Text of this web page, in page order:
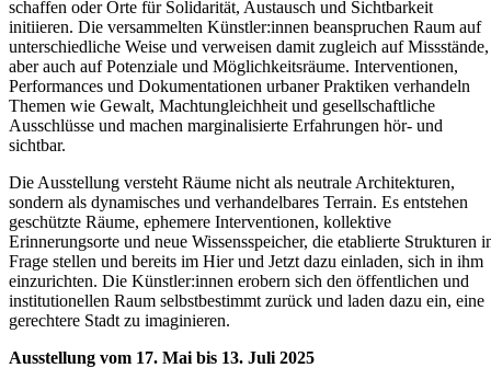
schaffen oder Orte für Solidarität, Austausch und Sichtbarkeit
initiieren. Die versammelten Künstler:innen beanspruchen Raum auf
unterschiedliche Weise und verweisen damit zugleich auf Missstände,
aber auch auf Potenziale und Möglichkeitsräume. Interventionen,
Performances und Dokumentationen urbaner Praktiken verhandeln
Themen wie Gewalt, Machtungleichheit und gesellschaftliche
Ausschlüsse und machen marginalisierte Erfahrungen hör- und
sichtbar.
Die Ausstellung versteht Räume nicht als neutrale Architekturen,
sondern als dynamisches und verhandelbares Terrain. Es entstehen
geschützte Räume, ephemere Interventionen, kollektive
Erinnerungsorte und neue Wissensspeicher, die etablierte Strukturen
Frage stellen und bereits im Hier und Jetzt dazu einladen, sich in ihm
einzurichten. Die Künstler:innen erobern sich den öffentlichen und
institutionellen Raum selbstbestimmt zurück und laden dazu ein, eine
gerechtere Stadt zu imaginieren.
Ausstellung vom 17. Mai bis 13. Juli 2025